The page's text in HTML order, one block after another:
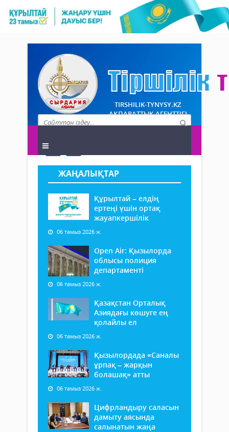
TIRSHILIK-TYNYSY.KZ
АҚПАРАТТЫҚ АГЕНТТІГІ
ЖАҢАЛЫҚТАР
Құрылтай – елдің
ертеңі үшін ортақ
жауапкершілік
06 тамыз 2026 ж.
Open Air: Қызылорда
облысы полиция
департаменті
06 тамыз 2026 ж.
Қазақстан Орталық
Азиядағы көшуге ең
қолайлы ел
06 тамыз 2026 ж.
Қызылордада «Саналы
ұрпақ – жарқын
болашақ» атты
06 тамыз 2026 ж.
Цифрландыру саласын
дамыту аясында
салынатын жаңа